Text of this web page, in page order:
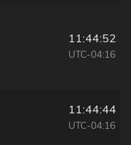
11:44:52
UTC-04:16
11:44:44
UTC-04:16